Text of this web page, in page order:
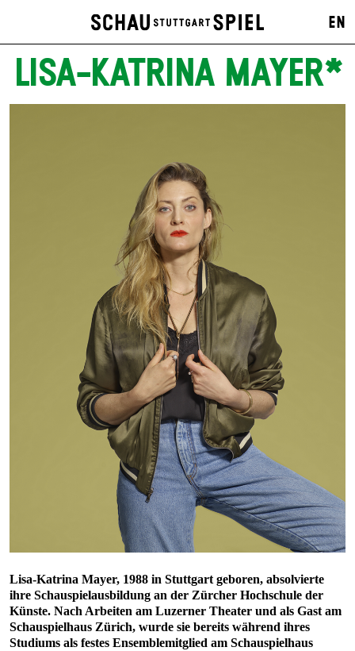
EN
LISA-KATRINA MAYER*
Lisa-Katrina Mayer, 1988 in Stuttgart geboren, absolvierte
ihre Schauspielausbildung an der Zürcher Hochschule der
Künste. Nach Arbeiten am Luzerner Theater und als Gast am
Schauspielhaus Zürich, wurde sie bereits während ihres
Studiums als festes Ensemblemitglied am Schauspielhaus